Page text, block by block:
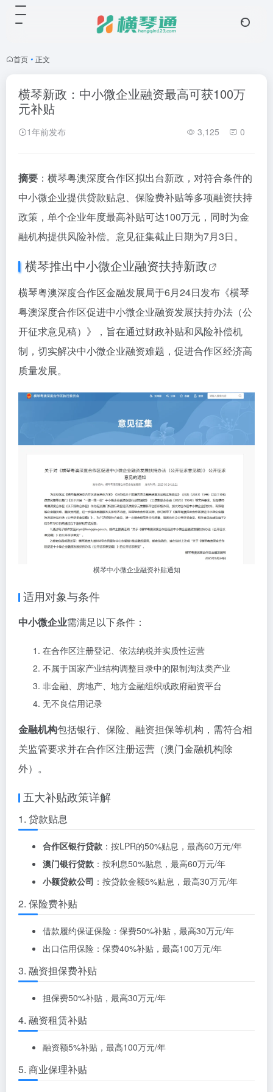
首页 • 正文
横琴新政：中小微企业融资最高可获100万
元补贴
1年前发布 3,125 0
摘要 ：横琴粤澳深度合作区拟出台新政，对符合条件的
中小微企业提供贷款贴息、保险费补贴等多项融资扶持
政策，单个企业年度最高补贴可达100万元，同时为金
融机构提供风险补偿。意见征集截止日期为7月3日。
横琴推出中小微企业融资扶持新政
横琴粤澳深度合作区金融发展局于6月24日发布《横琴
粤澳深度合作区促进中小微企业融资发展扶持办法（公
开征求意见稿）》，旨在通过财政补贴和风险补偿机
制，切实解决中小微企业融资难题，促进合作区经济高
质量发展。
横琴中小微企业融资补贴通知
适用对象与条件
中小微企业需满足以下条件：
在合作区注册登记、依法纳税并实质性运营
不属于国家产业结构调整目录中的限制淘汰类产业
非金融、房地产、地方金融组织或政府融资平台
无不良信用记录
金融机构包括银行、保险、融资担保等机构，需符合相
关监管要求并在合作区注册运营（澳门金融机构除
外）。
五大补贴政策详解
1. 贷款贴息
合作区银行贷款 ：按LPR的50%贴息，最高60万元/年
澳门银行贷款 ：按利息50%贴息，最高60万元/年
小额贷款公司 ：按贷款金额5%贴息，最高30万元/年
2. 保险费补贴
借款履约保证保险：保费50%补贴，最高30万元/年
出口信用保险：保费40%补贴，最高100万元/年
3. 融资担保费补贴
担保费50%补贴，最高30万元/年
4. 融资租赁补贴
融资额5%补贴，最高100万元/年
5. 商业保理补贴